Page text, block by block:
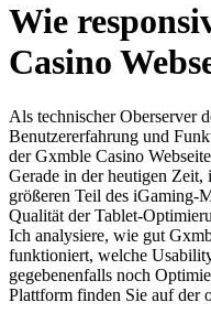
Wie
Casino
Als technischer Oberserver
Benutzererfahrung und
der Gxmble Casino
Gerade in der heutigen Zeit,
größeren Teil des iGaming-
Qualität der Tablet-
Ich analysiere, wie gut
funktioniert, welche
gegebenenfalls noch
Plattform finden Sie auf der